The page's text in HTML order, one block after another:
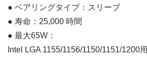
● ベアリングタイプ：スリーブ
● 寿命：25,000 時間
● 最大65W：
Intel LGA 1155/1156/1150/1151/1200用